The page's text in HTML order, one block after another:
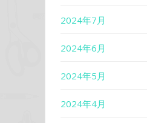
2024年7月
2024年6月
2024年5月
2024年4月